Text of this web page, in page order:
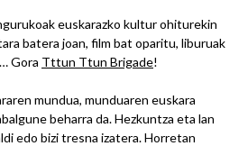
euskarazko kultur ohiturekin
batera joan, film bat oparitu, liburuak
Gora Tttun Ttun Brigade!
mundua, munduaren euskara
beharra da. Hezkuntza eta lan
edo bizi tresna izatera. Horretan